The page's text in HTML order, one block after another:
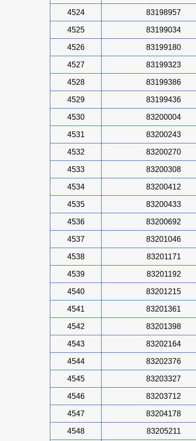
4524 83198957
4525 83199034
4526 83199180
4527 83199323
4528 83199386
4529 83199436
4530 83200004
4531 83200243
4532 83200270
4533 83200308
4534 83200412
4535 83200433
4536 83200692
4537 83201046
4538 83201171
4539 83201192
4540 83201215
4541 83201361
4542 83201398
4543 83202164
4544 83202376
4545 83203327
4546 83203712
4547 83204178
4548 83205211